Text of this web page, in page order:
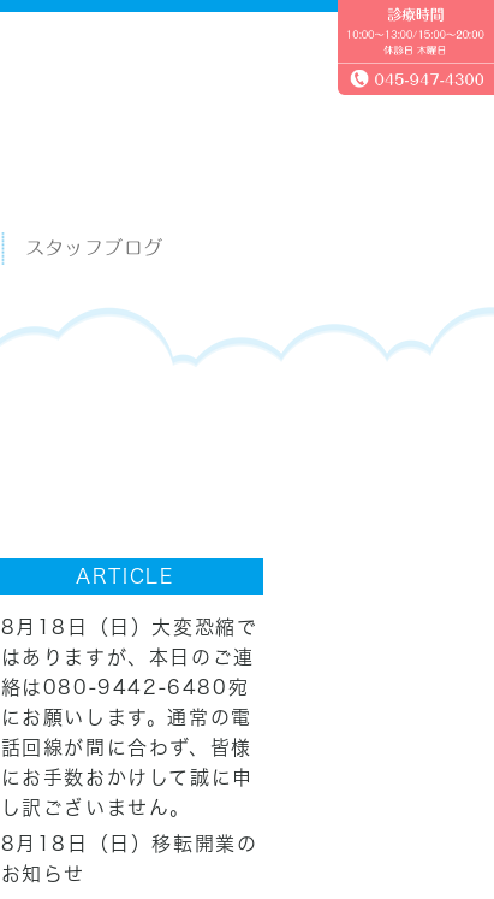
スタッフブログ
ARTICLE
8月18日（日）大変恐縮で
はありますが、本日のご連
絡は080-9442-6480宛
にお願いします。通常の電
話回線が間に合わず、皆様
にお手数おかけして誠に申
し訳ございません。
8月18日（日）移転開業の
お知らせ